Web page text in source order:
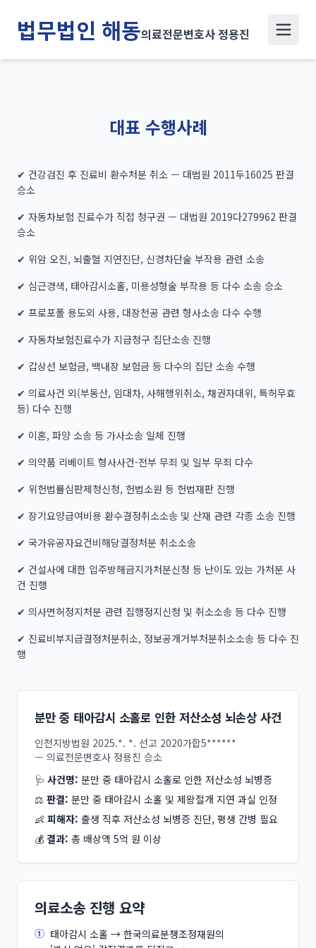
법무법인 해동의료전문변호사 정용진
대표 수행사례
✔ 건강검진 후 진료비 환수처분 취소 — 대법원 2011두16025 판결
승소
✔ 자동차보험 진료수가 직접 청구권 — 대법원 2019다279962 판결
승소
✔ 위암 오진, 뇌출혈 지연진단, 신경차단술 부작용 관련 소송
✔ 심근경색, 태아감시소홀, 미용성형술 부작용 등 다수 소송 승소
✔ 프로포폴 용도외 사용, 대장천공 관련 형사소송 다수 수행
✔ 자동차보험진료수가 지급청구 집단소송 진행
✔ 갑상선 보험금, 백내장 보험금 등 다수의 집단 소송 수행
✔ 의료사건 외(부동산, 임대차, 사해행위취소, 채권자대위, 특허무효
등) 다수 진행
✔ 이혼, 파양 소송 등 가사소송 일체 진행
✔ 의약품 리베이트 형사사건-전부 무죄 및 일부 무죄 다수
✔ 위헌법률심판제청신청, 헌법소원 등 헌법재판 진행
✔ 장기요양급여비용 환수결정취소소송 및 산재 관련 각종 소송 진행
✔ 국가유공자요건비해당결정처분 취소소송
✔ 건설사에 대한 입주방해금지가처분신청 등 난이도 있는 가처분 사
건 진행
✔ 의사면허정지처분 관련 집행정지신청 및 취소소송 등 다수 진행
✔ 진료비부지급결정처분취소, 정보공개거부처분취소소송 등 다수 진
행
분만 중 태아감시 소홀로 인한 저산소성 뇌손상 사건
인천지방법원 2025.*. *. 선고 2020가합5******
— 의료전문변호사 정용진 승소
🩺 사건명: 분만 중 태아감시 소홀로 인한 저산소성 뇌병증
⚖️ 판결: 분만 중 태아감시 소홀 및 제왕절개 지연 과실 인정
👶 피해자: 출생 직후 저산소성 뇌병증 진단, 평생 간병 필요
💰 결과: 총 배상액 5억 원 이상
의료소송 진행 요약
① 태아감시 소홀 → 한국의료분쟁조정재원의